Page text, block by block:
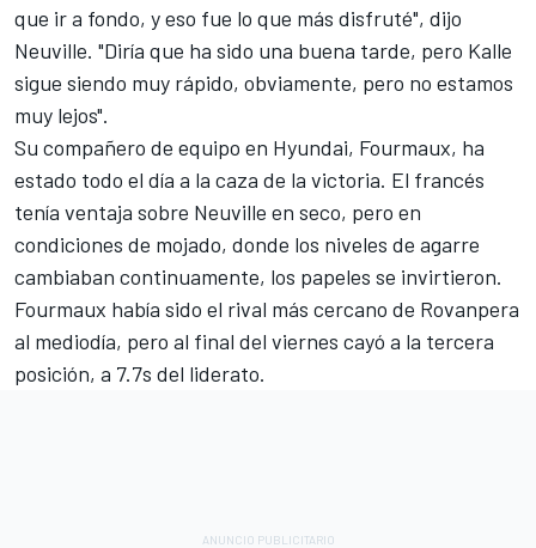
que ir a fondo, y eso fue lo que más disfruté", dijo
Neuville. "Diría que ha sido una buena tarde, pero Kalle
sigue siendo muy rápido, obviamente, pero no estamos
muy lejos".
Su compañero de equipo en Hyundai, Fourmaux, ha
estado todo el día a la caza de la victoria. El francés
tenía ventaja sobre Neuville en seco, pero en
condiciones de mojado, donde los niveles de agarre
cambiaban continuamente, los papeles se invirtieron.
Fourmaux había sido el rival más cercano de Rovanpera
al mediodía, pero al final del viernes cayó a la tercera
posición, a 7.7s del liderato.